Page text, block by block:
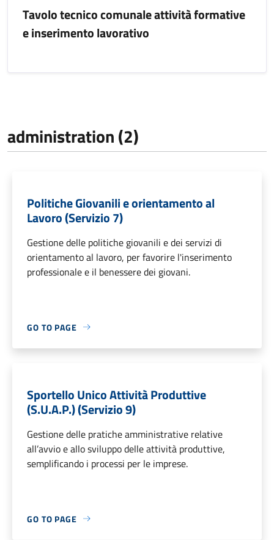
Tavolo tecnico comunale attività formative
e inserimento lavorativo
administration (2)
Politiche Giovanili e orientamento al
Lavoro (Servizio 7)
Gestione delle politiche giovanili e dei servizi di
orientamento al lavoro, per favorire l'inserimento
professionale e il benessere dei giovani.
GO TO PAGE
Sportello Unico Attività Produttive
(S.U.A.P.) (Servizio 9)
Gestione delle pratiche amministrative relative
all’avvio e allo sviluppo delle attività produttive,
semplificando i processi per le imprese.
GO TO PAGE